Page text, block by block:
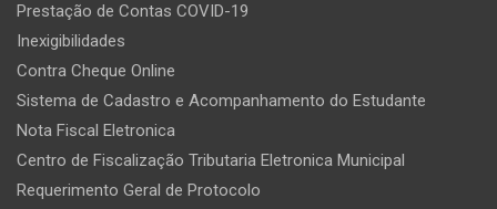
Prestação de Contas COVID-19
Inexigibilidades
Contra Cheque Online
Sistema de Cadastro e Acompanhamento do Estudante
Nota Fiscal Eletronica
Centro de Fiscalização Tributaria Eletronica Municipal
Requerimento Geral de Protocolo